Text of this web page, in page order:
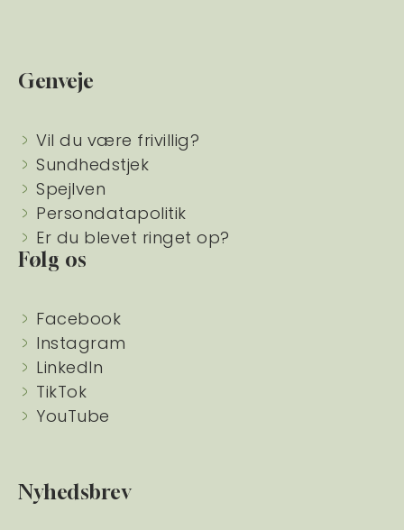
Genveje
Vil du være frivillig?
Sundhedstjek
Spejlven
Persondatapolitik
Er du blevet ringet op?
Følg os
Facebook
Instagram
LinkedIn
TikTok
YouTube
Nyhedsbrev